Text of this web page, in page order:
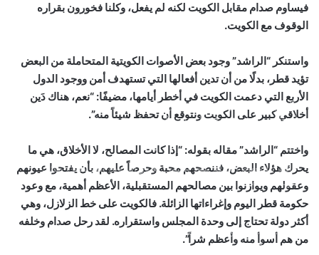
فيساوم صدام مقابل الكويت لكنه لم يفعل، وكلنا فخورون بقراره
الوقوف مع الكويت.
واستنكر “الراشد” وجود بعض الأصوات الكويتية المتحاملة من البعض
تؤيد قطر، بدلًا من أن تدين أفعالها التي تستهدف أمن ووجود الدول
الأربع التي دعمت الكويت في أخطر أيامها، مضيفًا: “نعم، هناك دَين
أخلاقي كبير على الكويت ونتوقع أن تحفظ شيئاً منه”.
واختتم “الراشد” مقاله بقوله: “إذا كانت المصالح، لا الأخلاق، هي ما
يحرك هؤلاء البعض، فننصحهم محبة وحرصاً عليهم، بأن يفتحوا عيونهم
وعقولهم ويوازنوا بين مصالحهم المستقبلية، الأعظم أهمية، مع وعود
حكومة قطر اليوم وإغراءاتها الزائلة. فالكويت على خط الزلازل، وهي
أكثر دولة تحتاج إلى وحدة المجلس واستقراره. لقد رحل صدام وخلفه
من هم أسوأ منه وأعظم شراً”.
بالصور: 800 متر من الرعب في بامبلونا.. ثيران هائجة تسحق
المغامرين ولن تصدق ما يحدث في «حلبة الموت»!
ثنائية بيلينغهام القاتلة تقود إنجلترا لعبور النرويج إلى نصف نهائي
مونديال 2026
أمريكا تشنّ الجولة الثالثة من ضرباتها الجوية على إيران رداً على
هجوم بمضيق هرمز